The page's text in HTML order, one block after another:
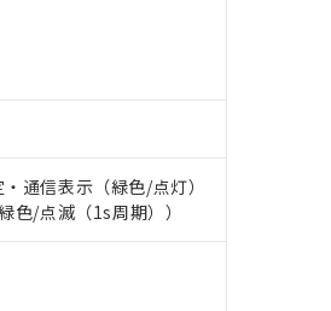
通信表示（緑色/点灯）
/点滅（1s周期））